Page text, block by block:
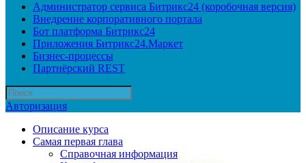
Администратор сервиса Битрикс24 (коробочная версия)
Внедрение корпоративного портала
Бот платформа Битрикс24
Приложения Битрикс24.Маркет
Бизнес-процессы
Партнёрский REST
Авторизация
Описание курса
Самая первая глава
Справочная информация